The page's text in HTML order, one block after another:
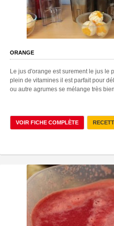
ORANGE
Le jus d'orange est surement le jus le
plein de vitamines il est parfait pour
ou autre agrumes se mélange très
VOIR FICHE COMPLÈTE